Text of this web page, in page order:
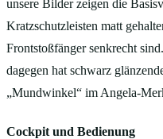
unsere Bilder zeigen die
Kratzschutzleisten matt
Frontstoßfänger senkrecht
dagegen hat schwarz
„Mundwinkel“ im Angela-
Cockpit und Bedienung